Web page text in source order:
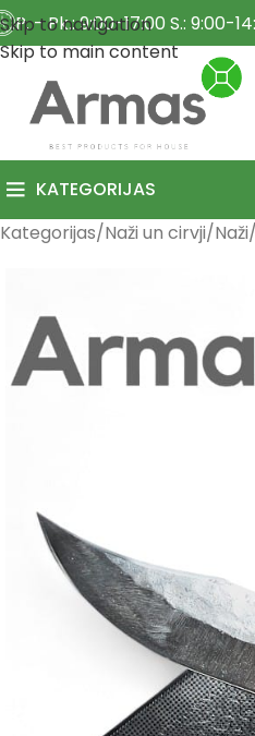
Skip to navigation
Skip to main content
P. - Pk.: 9:00-17:00 S.: 9:00-
KATEGORIJAS
Kategorijas Naži un cirvji Naži